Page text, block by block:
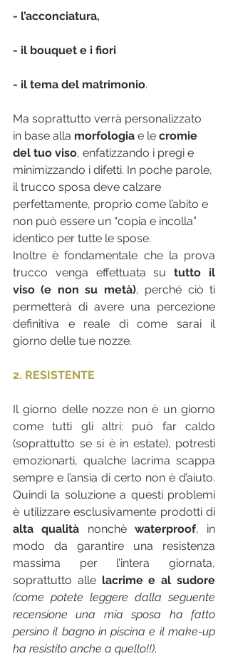
- l’acconciatura,
- il bouquet e i fiori
- il tema del matrimonio.
Ma soprattutto verrà personalizzato
in base alla morfologia e le cromie
del tuo viso, enfatizzando i pregi e
minimizzando i difetti. In poche parole,
il trucco sposa deve calzare
perfettamente, proprio come l’abito e
non può essere un “copia e incolla”
identico per tutte le spose.
Inoltre è fondamentale che la prova
trucco venga effettuata su tutto il
viso (e non su metà), perché ciò ti
permetterà di avere una percezione
definitiva e reale di come sarai il
giorno delle tue nozze.
2. RESISTENTE
Il giorno delle nozze non è un giorno
come tutti gli altri: può far caldo
(soprattutto se si è in estate), potresti
emozionarti, qualche lacrima scappa
sempre e l’ansia di certo non è d’aiuto.
Quindi la soluzione a questi problemi
alta qualità nonchè waterproof, in
modo da garantire una resistenza
massima per l’intera giornata,
soprattutto alle lacrime e al sudore
(come potete leggere dalla seguente
recensione una mia sposa ha fatto
persino il bagno in piscina e il make-up
ha resistito anche a quello!!).